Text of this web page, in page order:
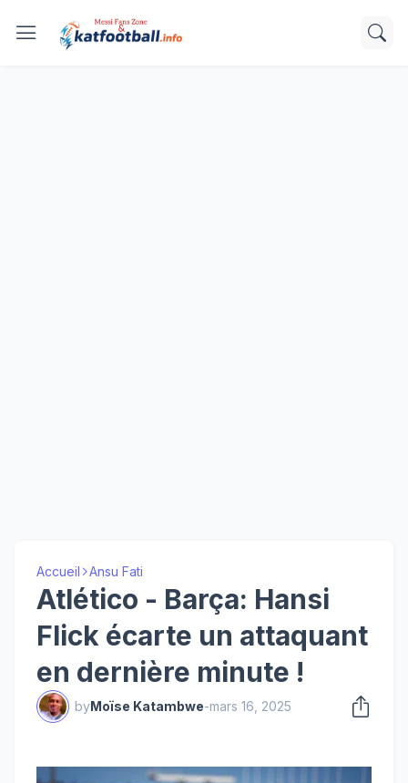
Accueil Ansu Fati
Atlético - Barça: Hansi
Flick écarte un attaquant
en dernière minute !
byMoïse Katambwe-mars 16, 2025